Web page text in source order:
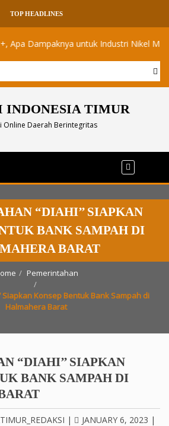
TOP HEADLINES
untuk Industri Nikel Maluku
INDONESIA TIMUR
Online Daerah Berintegritas
“DIAHI’’ SIAPKAN
BANK SAMPAH DI
BARAT
Pemerintahan
Siapkan Konsep Bentuk Bank Sampah di
Halmahera Barat
“DIAHI’’ SIAPKAN
BANK SAMPAH DI
| JANUARY 6, 2023 |